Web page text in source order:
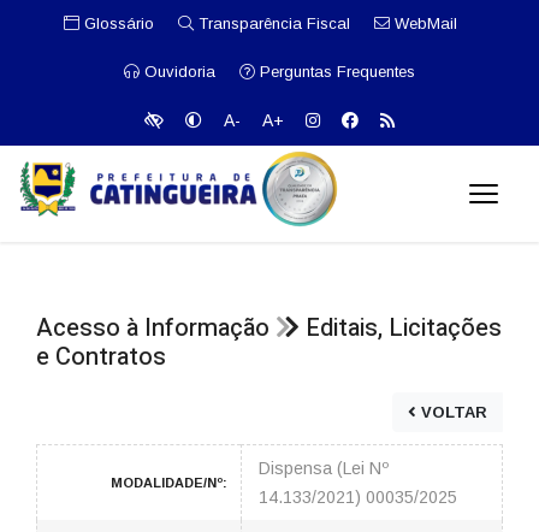
Glossário Transparência Fiscal WebMail
Ouvidoria Perguntas Frequentes
A- A+
Acesso à Informação
Editais, Licitações
e Contratos
VOLTAR
MODALIDADE/Nº:
Dispensa (Lei Nº
14.133/2021) 00035/2025